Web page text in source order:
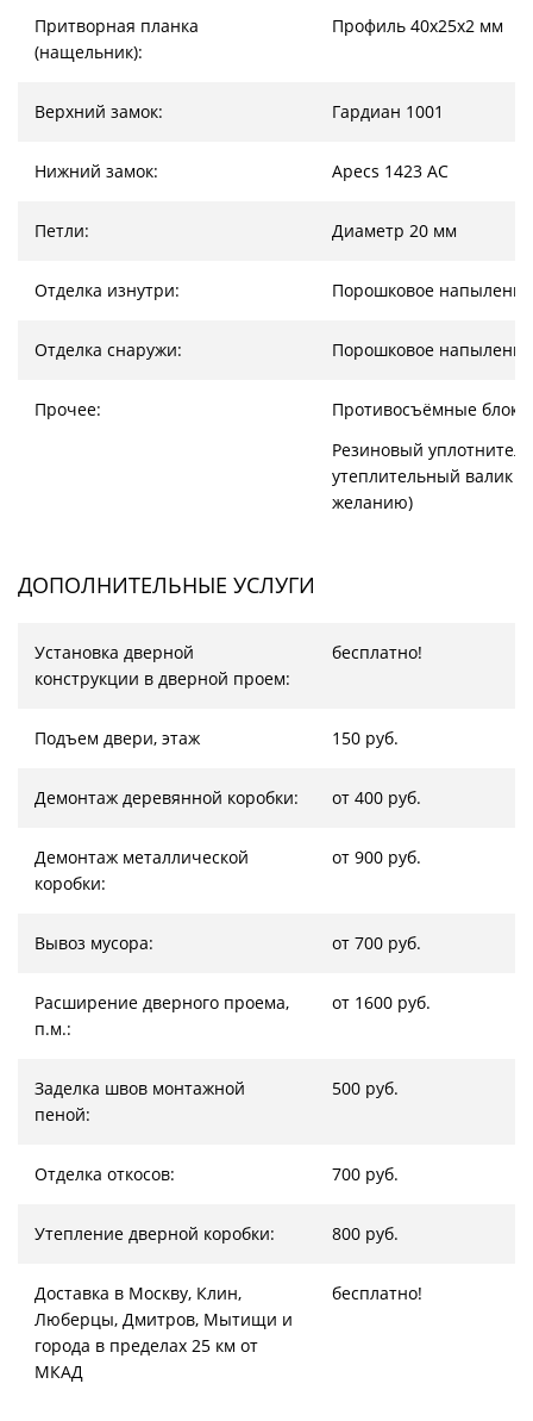
Притворная планка
(нащельник):
Профиль 40х25х2 мм
Верхний замок: Гардиан 1001
Нижний замок: Apecs 1423 AC
Петли: Диаметр 20 мм
Отделка изнутри: Порошковое напыление
Отделка снаружи: Порошковое напыление
Прочее:
Противосъёмные
Резиновый
утеплительный валик
желанию)
ДОПОЛНИТЕЛЬНЫЕ УСЛУГИ
Установка дверной
конструкции в дверной проем:
бесплатно!
Подъем двери, этаж 150 руб.
Демонтаж деревянной коробки: от 400 руб.
Демонтаж металлической
коробки:
от 900 руб.
Вывоз мусора: от 700 руб.
Расширение дверного проема,
п.м.:
от 1600 руб.
Заделка швов монтажной
пеной:
500 руб.
Отделка откосов: 700 руб.
Утепление дверной коробки: 800 руб.
Доставка в Москву, Клин,
Люберцы, Дмитров, Мытищи и
города в пределах 25 км от
МКАД
бесплатно!